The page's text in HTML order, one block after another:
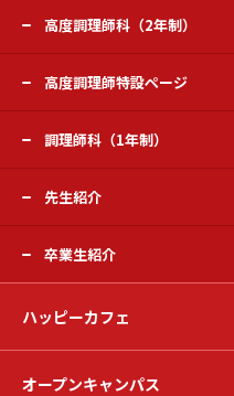
高度調理師科（2年制）
高度調理師特設ページ
調理師科（1年制）
先生紹介
卒業生紹介
ハッピーカフェ
オープンキャンパス